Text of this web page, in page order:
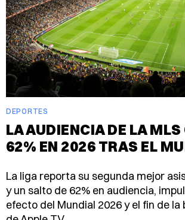
DEPORTES
LA AUDIENCIA DE LA MLS
62% EN 2026 TRAS EL
La liga reporta su segunda mejor
y un salto de 62% en audiencia,
efecto del Mundial 2026 y el fin de